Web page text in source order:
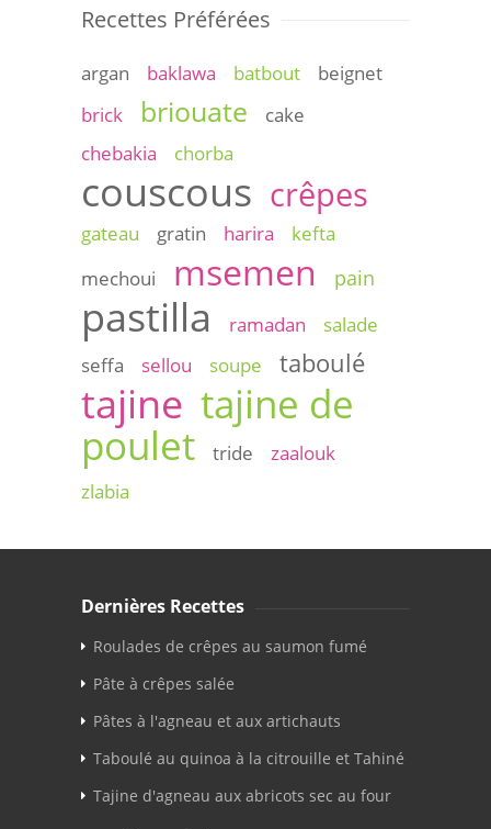
Recettes Préférées
argan baklawa batbout
beignet
brick
briouate
cake
chebakia
chorba
couscous crêpes
gateau gratin harira
kefta
mechoui
msemen pain
pastilla ramadan
salade
seffa
sellou soupe taboulé
tajine tajine de
poulet
tride
zaalouk
zlabia
Dernières Recettes
Roulades de crêpes au saumon fumé
Pâte à crêpes salée
Pâtes à l'agneau et aux artichauts
Taboulé au quinoa à la citrouille et Tahiné
Tajine d'agneau aux abricots sec au four